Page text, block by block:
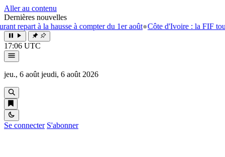
Aller au contenu
Dernières nouvelles
à la hausse à compter du 1er août● Côte d'Ivoire : la FIF tourne la
17:06 UTC
jeu., 6 août jeudi, 6 août 2026
Se connecter S'abonner